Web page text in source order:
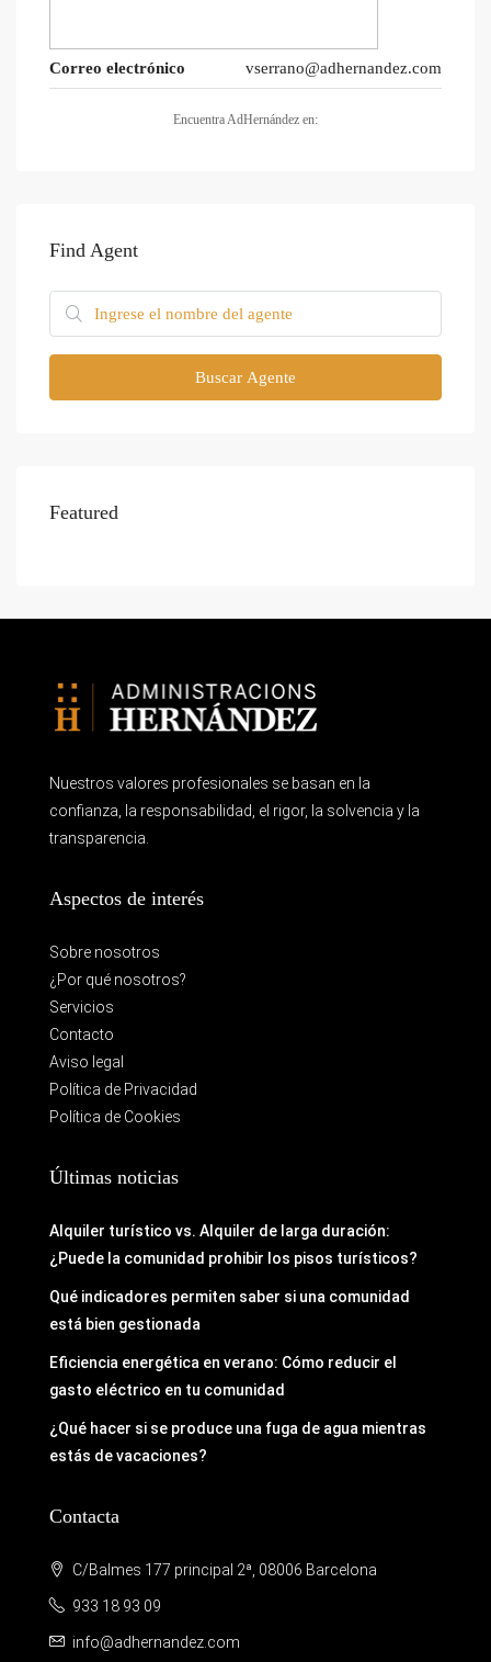
Correo electrónico vserrano@adhernandez.com
Encuentra AdHernández en:
Find Agent
Buscar Agente
Featured
Nuestros valores profesionales se basan en la
confianza, la responsabilidad, el rigor, la solvencia y la
transparencia.
Aspectos de interés
Sobre nosotros
¿Por qué nosotros?
Servicios
Contacto
Aviso legal
Política de Privacidad
Política de Cookies
Últimas noticias
Alquiler turístico vs. Alquiler de larga duración:
¿Puede la comunidad prohibir los pisos turísticos?
Qué indicadores permiten saber si una comunidad
está bien gestionada
Eficiencia energética en verano: Cómo reducir el
gasto eléctrico en tu comunidad
¿Qué hacer si se produce una fuga de agua mientras
estás de vacaciones?
Contacta
C/Balmes 177 principal 2ª, 08006 Barcelona
933 18 93 09
info@adhernandez.com